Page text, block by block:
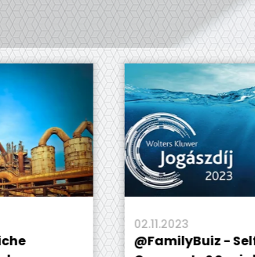
02.11.2023
@FamilyBuiz - Self -